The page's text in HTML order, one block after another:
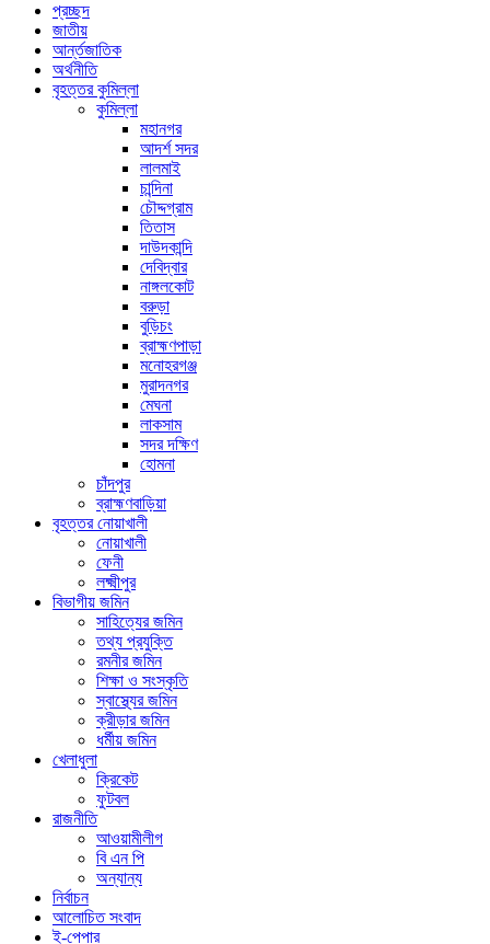
প্রচ্ছদ
জাতীয়
আর্ন্তজাতিক
অর্থনীতি
বৃহত্তর কুমিল্লা
কুমিল্লা
মহানগর
আদর্শ সদর
লালমাই
চান্দিনা
চৌদ্দগ্রাম
তিতাস
দাউদকান্দি
দেবিদ্বার
নাঙ্গলকোট
বরুড়া
বুড়িচং
ব্রাহ্মণপাড়া
মনোহরগঞ্জ
মুরাদনগর
মেঘনা
লাকসাম
সদর দক্ষিণ
হোমনা
চাঁদপুর
ব্রাহ্মণবাড়িয়া
বৃহত্তর নোয়াখালী
নোয়াখালী
ফেনী
লক্ষ্মীপুর
বিভাগীয় জমিন
সাহিত্যের জমিন
তথ্য প্রযুক্তি
রমনীর জমিন
শিক্ষা ও সংস্কৃতি
স্বাস্থ্যের জমিন
ক্রীড়ার জমিন
ধর্মীয় জমিন
খেলাধুলা
ক্রিকেট
ফুটবল
রাজনীতি
আওয়ামীলীগ
বি এন পি
অন্যান্য
নির্বাচন
আলোচিত সংবাদ
ই-পেপার